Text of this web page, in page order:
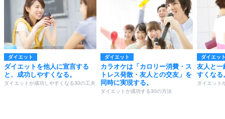
ダイエット
ダイエットを他人に宣言する
と、成功しやすくなる。
ダイエットが成功しやすくなる30の工夫
ダイエット
カラオケは「カロリー消費・ス
トレス発散・友人との交友」を
同時に実現する。
ダイエットが成功する30の方法
ダイエッ
友人と一
すくなる
ダイエット